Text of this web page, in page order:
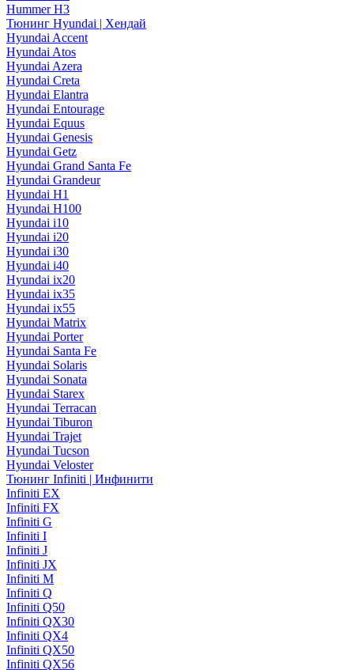
Hummer H3
Тюнинг Hyundai | Хендай
Hyundai Accent
Hyundai Atos
Hyundai Azera
Hyundai Creta
Hyundai Elantra
Hyundai Entourage
Hyundai Equus
Hyundai Genesis
Hyundai Getz
Hyundai Grand Santa Fe
Hyundai Grandeur
Hyundai H1
Hyundai H100
Hyundai i10
Hyundai i20
Hyundai i30
Hyundai i40
Hyundai ix20
Hyundai ix35
Hyundai ix55
Hyundai Matrix
Hyundai Porter
Hyundai Santa Fe
Hyundai Solaris
Hyundai Sonata
Hyundai Starex
Hyundai Terracan
Hyundai Tiburon
Hyundai Trajet
Hyundai Tucson
Hyundai Veloster
Тюнинг Infiniti | Инфинити
Infiniti EX
Infiniti FX
Infiniti G
Infiniti I
Infiniti J
Infiniti JX
Infiniti M
Infiniti Q
Infiniti Q50
Infiniti QX30
Infiniti QX4
Infiniti QX50
Infiniti QX56